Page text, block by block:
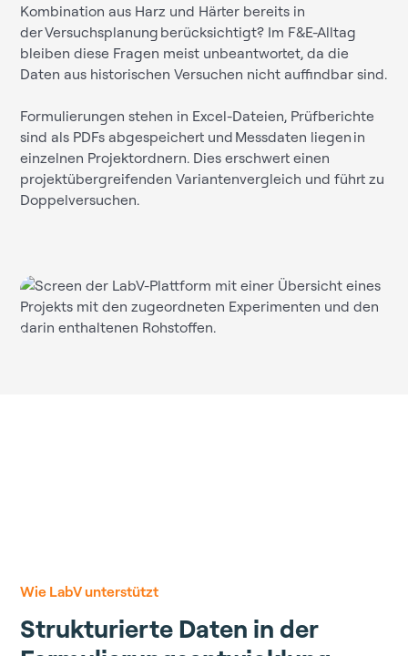
Kombination aus Harz und Härter bereits in
der Versuchsplanung berücksichtigt? Im F&E-Alltag
bleiben diese Fragen meist unbeantwortet, da die
Daten aus historischen Versuchen nicht auffindbar sind.
Formulierungen stehen in Excel-Dateien, Prüfberichte
sind als PDFs abgespeichert und Messdaten liegen in
einzelnen Projektordnern. Dies erschwert einen
projektübergreifenden Variantenvergleich und führt zu
Doppelversuchen.
Wie LabV unterstützt
Strukturierte Daten in der